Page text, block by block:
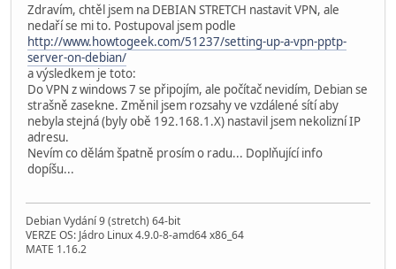
Zdravím, chtěl jsem na DEBIAN STRETCH nastavit VPN, ale
nedaří se mi to. Postupoval jsem podle
http://www.howtogeek.com/51237/setting-up-a-vpn-pptp-
server-on-debian/
a výsledkem je toto:
Do VPN z windows 7 se připojím, ale počítač nevidím, Debian se
strašně zasekne. Změnil jsem rozsahy ve vzdálené sítí aby
nebyla stejná (byly obě 192.168.1.X) nastavil jsem nekolizní IP
adresu.
Nevím co dělám špatně prosím o radu... Doplňující info
dopíšu...
Debian Vydání 9 (stretch) 64-bit
VERZE OS: Jádro Linux 4.9.0-8-amd64 x86_64
MATE 1.16.2